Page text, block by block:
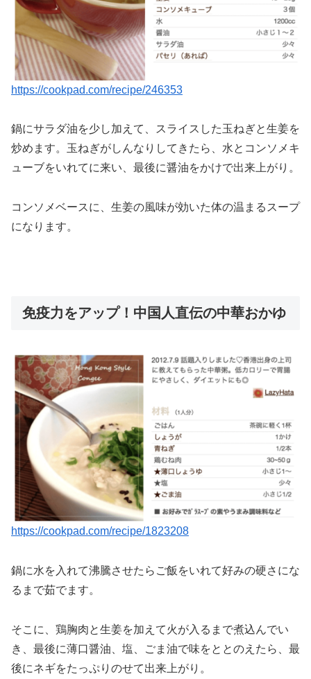
https://cookpad.com/recipe/246353
鍋にサラダ油を少し加えて、スライスした玉ねぎと生姜を
炒めます。玉ねぎがしんなりしてきたら、水とコンソメキ
ューブをいれてに来い、最後に醤油をかけで出来上がり。
コンソメベースに、生姜の風味が効いた体の温まるスープ
になります。
免疫力をアップ！中国人直伝の中華おかゆ
https://cookpad.com/recipe/1823208
鍋に水を入れて沸騰させたらご飯をいれて好みの硬さにな
るまで茹でます。
そこに、鶏胸肉と生姜を加えて火が入るまで煮込んでい
き、最後に薄口醤油、塩、ごま油で味をととのえたら、最
後にネギをたっぷりのせて出来上がり。